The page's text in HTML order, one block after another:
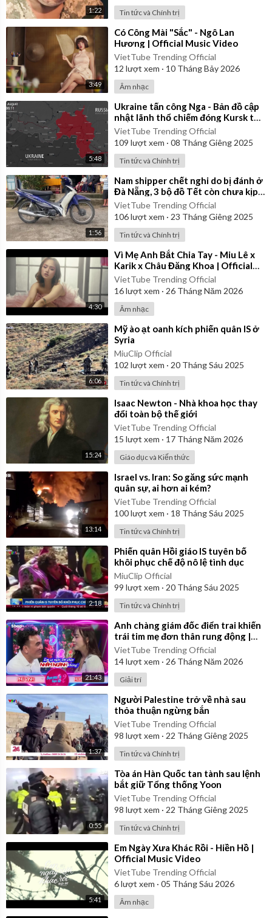
1:22 Tin tức và Chính trị
3:49
⁣Có Công Mài "Sắc" - Ngô Lan
Hương | Official Music Video
VietTube Trending Official
12 lượt xem · 10 Tháng Bảy 2026
Âm nhạc
5:48
⁣Ukraine tấn công Nga - Bản đồ cập
nhật lãnh thổ chiếm đóng Kursk từ
ngày 06/08/2024 đến 06/01/2025
VietTube Trending Official
109 lượt xem · 08 Tháng Giêng 2025
Tin tức và Chính trị
1:56
⁣Nam shipper chết nghi do bị đánh ở
Đà Nẵng, 3 bộ đồ Tết còn chưa kịp
mặc
VietTube Trending Official
106lượt xem · 23 Tháng Giêng 2025
Tin tức và Chính trị
4:30
⁣Vì Mẹ Anh Bắt Chia Tay - Miu Lê x
Karik x Châu Đăng Khoa | Official
Music Video
VietTube Trending Official
16lượt xem · 26 Tháng Năm 2026
Âm nhạc
6:06
⁣Mỹ ào ạt oanh kích phiến quân IS ở
Syria
MiuClip Official
102 lượt xem · 20 Tháng Sáu 2025
Tin tức và Chính trị
15:24
⁣Isaac Newton - Nhà khoa học thay
đổi toàn bộ thế giới
VietTube Trending Official
15 lượt xem · 17 Tháng Năm 2026
Giáo dục và Kiến thức
13:14
⁣Israel vs. Iran: So găng sức mạnh
quân sự, ai hơn ai kém?
VietTube Trending Official
100lượt xem · 18 Tháng Sáu 2025
Tin tức và Chính trị
2:18
⁣Phiến quân Hồi giáo IS tuyên bố
khôi phục chế độ nô lệ tình dục
MiuClip Official
99 lượt xem · 20 Tháng Sáu 2025
Tin tức và Chính trị
21:43
⁣Anh chàng giám đốc điển trai khiến
trái tim mẹ đơn thân rung động |
Bạn Muốn Hẹn Hò
VietTube Trending Official
14lượt xem · 26 Tháng Năm 2026
Giải trí
1:37
⁣Người Palestine trở về nhà sau
thỏa thuận ngừng bắn
VietTube Trending Official
98 lượt xem · 22 Tháng Giêng 2025
Tin tức và Chính trị
0:55
⁣Tòa án Hàn Quốc tan tành sau lệnh
bắt giữ Tổng thống Yoon
VietTube Trending Official
98 lượt xem · 22 Tháng Giêng 2025
Tin tức và Chính trị
5:41
⁣Em Ngày Xưa Khác Rồi - Hiền Hồ |
Official Music Video
VietTube Trending Official
6lượt xem · 05 Tháng Sáu 2026
Âm nhạc